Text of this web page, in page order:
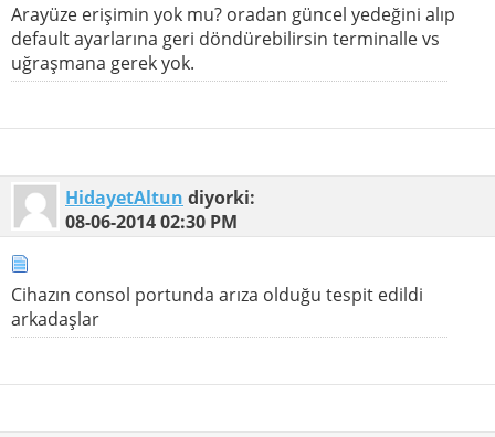
Arayüze erişimin yok mu? oradan güncel yedeğini alıp
default ayarlarına geri döndürebilirsin terminalle vs
uğraşmana gerek yok.
HidayetAltun diyorki:
08-06-201402:30 PM
Cihazın consol portunda arıza olduğu tespit edildi
arkadaşlar